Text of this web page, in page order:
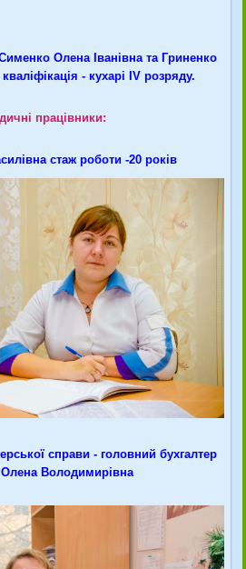
Олена Іванівна та Гриненко
- кухарі IV розряду.
працівники:
стаж роботи -20 років
справи - головний бухгалтер
Володимирівна